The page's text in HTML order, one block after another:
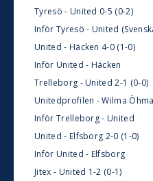
Tyresö - United 0-5 (0-2)
Inför Tyresö - United
United - Häcken 4-0 (1-0)
Inför United - Häcken
Trelleborg - United 2-1 (0-0)
Unitedprofilen - Wilma
Inför Trelleborg - United
United - Elfsborg 2-0 (1-0)
Inför United - Elfsborg
Jitex - United 1-2 (0-1)